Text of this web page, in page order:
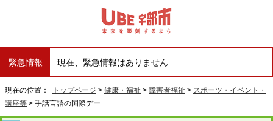
緊急情報 現在、緊急情報はありません
現在の位置： トップページ > 健康・福祉 > 障害者福祉 > スポーツ・イベント・
講座等 > 手話言語の国際デー